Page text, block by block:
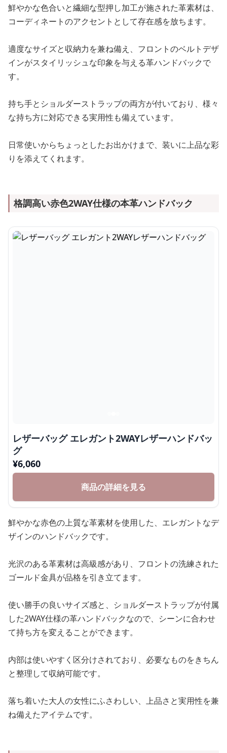
鮮やかな色合いと繊細な型押し加工が施された革素材は、
コーディネートのアクセントとして存在感を放ちます。
適度なサイズと収納力を兼ね備え、フロントのベルトデザ
インがスタイリッシュな印象を与える革ハンドバックで
す。
持ち手とショルダーストラップの両方が付いており、様々
な持ち方に対応できる実用性も備えています。
日常使いからちょっとしたお出かけまで、装いに上品な彩
りを添えてくれます。
格調高い赤色2WAY仕様の本革ハンドバック
レザーバッグ エレガント2WAYレザーハンドバッ
グ
¥6,060
商品の詳細を見る
鮮やかな赤色の上質な革素材を使用した、エレガントなデ
ザインのハンドバックです。
光沢のある革素材は高級感があり、フロントの洗練された
ゴールド金具が品格を引き立てます。
使い勝手の良いサイズ感と、ショルダーストラップが付属
した2WAY仕様の革ハンドバックなので、シーンに合わせ
て持ち方を変えることができます。
内部は使いやすく区分けされており、必要なものをきちん
と整理して収納可能です。
落ち着いた大人の女性にふさわしい、上品さと実用性を兼
ね備えたアイテムです。